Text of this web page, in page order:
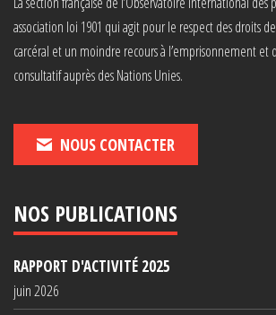
association loi 1901 qui agit pour le respect des droits
carcéral et un moindre recours à l’emprisonnement et
consultatif auprès des Nations Unies.
NOUS CONTACTER
NOS PUBLICATIONS
RAPPORT D'ACTIVITÉ 2025
juin 2026